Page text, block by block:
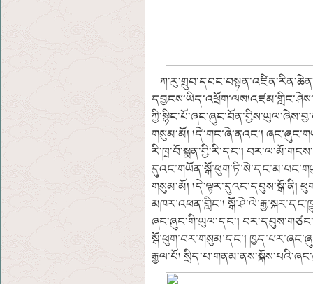
གསུམ་མོ། །དེ་གང་ཞེ་ནའང་།
རི་ཁྲ་བོ་སྨན་གྱི་རི་དང་།
གསུམ་མོ། །དེ་ལྟར་དུའང་དབུས་སྒོ་ནི།
མཁར་འཕན་གླིང་།
ཞང་ཞུང་གི་ཡུལ་དང་།
སྒོ་ཕུག་བར་གསུམ་དང་།
རྒྱལ་པོ།